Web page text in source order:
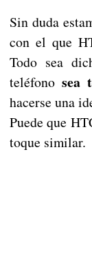
Sin duda
con el que
Todo sea
teléfono sea
hacerse una
Puede que
toque similar.